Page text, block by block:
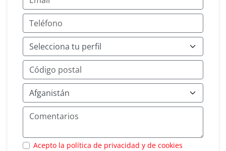
Acepto la política de privacidad y de cookies